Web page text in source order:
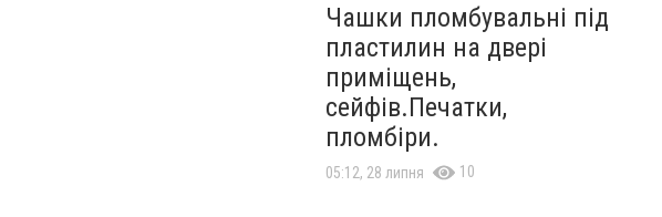
Чашки пломбувальні під
пластилин на двері
приміщень,
сейфів.Печатки,
пломбіри.
05:12, 28 липня 10